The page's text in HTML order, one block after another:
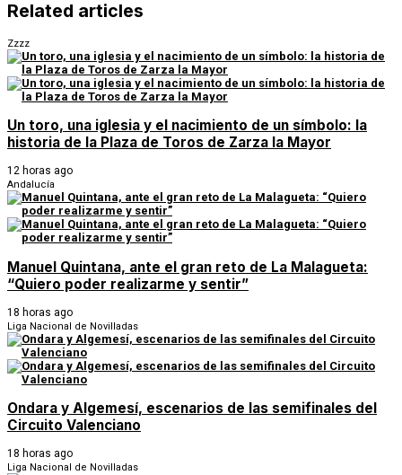
Related articles
Zzzz
Un toro, una iglesia y el nacimiento de un símbolo: la
historia de la Plaza de Toros de Zarza la Mayor
12 horas ago
Andalucía
Manuel Quintana, ante el gran reto de La Malagueta:
“Quiero poder realizarme y sentir”
18 horas ago
Liga Nacional de Novilladas
Ondara y Algemesí, escenarios de las semifinales del
Circuito Valenciano
18 horas ago
Liga Nacional de Novilladas